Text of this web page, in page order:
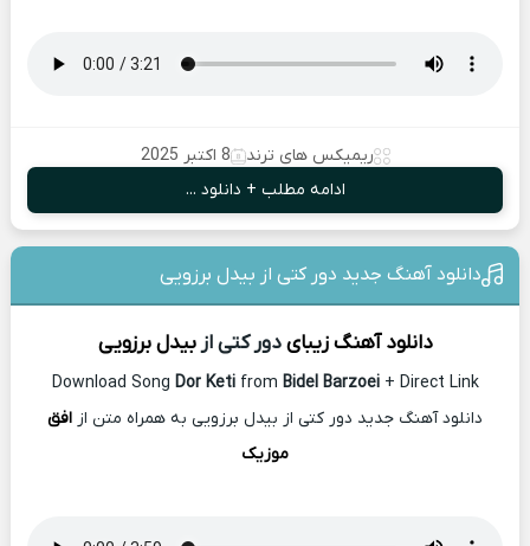
ریمیکس های ترند
8 اکتبر 2025
ادامه مطلب + دانلود ...
دانلود آهنگ جدید دور کتی از بیدل برزویی
دانلود آهنگ زیبای دور کتی ازبیدل برزویی
Download Song Dor Ketifrom Bidel Barzoei+ Direct Link
دانلود آهنگ جدید دور کتی از بیدل برزویی به همراه متن از افق
موزیک